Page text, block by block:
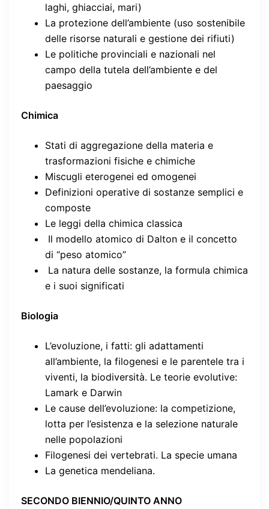
laghi, ghiacciai, mari)
La protezione dell’ambiente (uso sostenibile
delle risorse naturali e gestione dei rifiuti)
Le politiche provinciali e nazionali nel
campo della tutela dell’ambiente e del
paesaggio
Chimica
Stati di aggregazione della materia e
trasformazioni fisiche e chimiche
Miscugli eterogenei ed omogenei
Definizioni operative di sostanze semplici e
composte
Le leggi della chimica classica
Il modello atomico di Dalton e il concetto
di “peso atomico”
La natura delle sostanze, la formula chimica
e i suoi significati
Biologia
L’evoluzione, i fatti: gli adattamenti
all’ambiente, la filogenesi e le parentele tra i
viventi, la biodiversità. Le teorie evolutive:
Lamark e Darwin
Le cause dell’evoluzione: la competizione,
lotta per l’esistenza e la selezione naturale
nelle popolazioni
Filogenesi dei vertebrati. La specie umana
La genetica mendeliana.
SECONDO BIENNIO/QUINTO ANNO